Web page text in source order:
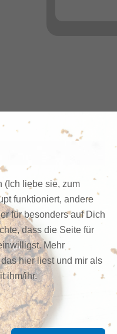
(Ich liebe sie, zum
funktioniert, andere
für besonders auf Dich
dass die Seite für
Mehr
hier liest und mir als
ihm/ihr.